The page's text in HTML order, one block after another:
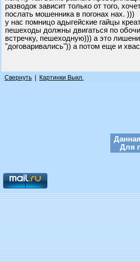
разводок зависит только от того,
послать мошенника в погонах нах. )))
у нас помницо адыгейские гайцы
пешеходы должны двигаться по
встречку, пешеходную))) а это
"договаривались")) а потом еще и
Свернуть Картинки Выкл.
Для